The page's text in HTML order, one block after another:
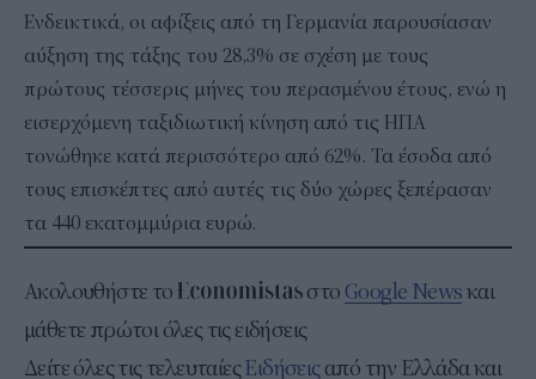
Ενδεικτικά, οι αφίξεις από τη Γερμανία παρουσίασαν
αύξηση της τάξης του 28,3% σε σχέση με τους
πρώτους τέσσερις μήνες του περασμένου έτους, ενώ η
εισερχόμενη ταξιδιωτική κίνηση από τις ΗΠΑ
τονώθηκε κατά περισσότερο από 62%. Τα έσοδα από
τους επισκέπτες από αυτές τις δύο χώρες ξεπέρασαν
τα 440 εκατομμύρια ευρώ.
Ακολουθήστε το στο Google Newsκαι
μάθετε πρώτοι όλες τις ειδήσεις
Δείτε όλες τις τελευταίεςΕιδήσειςαπό την Ελλάδα και